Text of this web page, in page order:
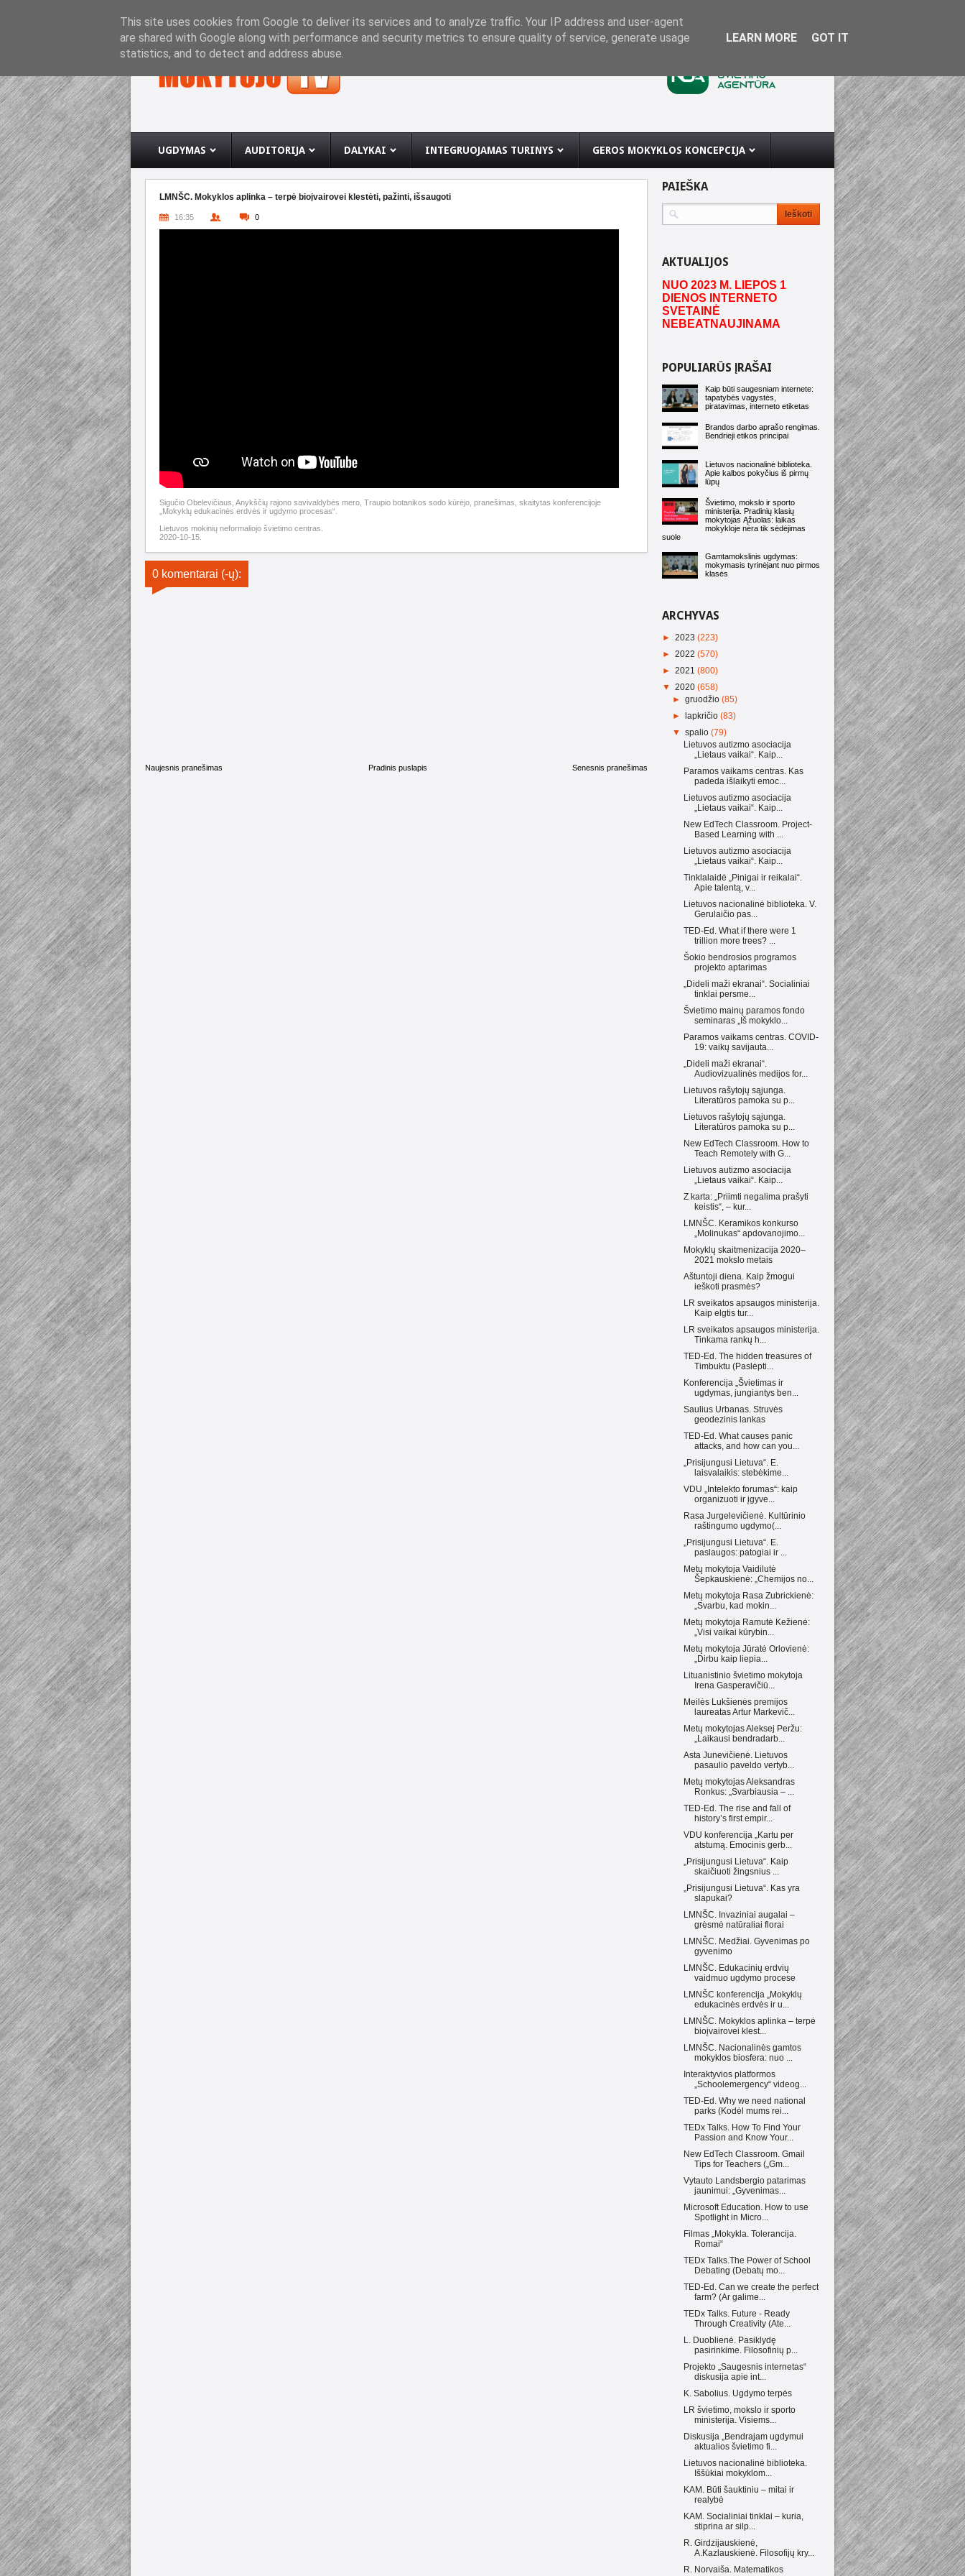
UGDYMAS AUDITORIJA DALYKAI INTEGRUOJAMAS TURINYS GEROS MOKYKLOS KONCEPCIJA
LMNŠC. Mokyklos aplinka – terpė bioįvairovei klestėti, pažinti, išsaugoti
16:35 0
Sigučio Obelevičiaus, Anykščių rajono savivaldybės mero, Traupio botanikos sodo kūrėjo, pranešimas, skaitytas konferencijoje
„Mokyklų edukacinės erdvės ir ugdymo procesas“.
Lietuvos mokinių neformaliojo švietimo centras.
2020-10-15.
0 komentarai (-ų):
Naujesnis pranešimas Pradinis puslapis Senesnis pranešimas
PAIEŠKA
AKTUALIJOS
NUO 2023 M. LIEPOS 1
DIENOS INTERNETO
SVETAINĖ
NEBEATNAUJINAMA
POPULIARŪS ĮRAŠAI
Kaip būti saugesniam internete:
tapatybės vagystės,
piratavimas, interneto etiketas
Brandos darbo aprašo rengimas.
Bendrieji etikos principai
Lietuvos nacionalinė biblioteka.
Apie kalbos pokyčius iš pirmų
lūpų
Švietimo, mokslo ir sporto
ministerija. Pradinių klasių
mokytojas Ąžuolas: laikas
mokykloje nėra tik sėdėjimas
suole
Gamtamokslinis ugdymas:
mokymasis tyrinėjant nuo pirmos
klasės
ARCHYVAS
► 2023 (223)
► 2022 (570)
► 2021 (800)
▼ 2020 (658)
►gruodžio(85)
►
lapkričio(83)
▼spalio(79)
Lietuvos autizmo asociacija
„Lietaus vaikai“. Kaip...
Paramos vaikams centras. Kas
padeda išlaikyti emoc...
Lietuvos autizmo asociacija
„Lietaus vaikai“. Kaip...
New EdTech Classroom. Project-
Based Learning with ...
Lietuvos autizmo asociacija
„Lietaus vaikai“. Kaip...
Tinklalaidė „Pinigai ir reikalai“.
Apie talentą, v...
Lietuvos nacionalinė biblioteka. V.
Gerulaičio pas...
TED-Ed. What if there were 1
trillion more trees? ...
Šokio bendrosios programos
projekto aptarimas
„Dideli maži ekranai“. Socialiniai
tinklai persme...
Švietimo mainų paramos fondo
seminaras „Iš mokyklo...
Paramos vaikams centras. COVID-
19: vaikų savijauta...
„Dideli maži ekranai“.
Audiovizualinės medijos for...
Lietuvos rašytojų sąjunga.
Literatūros pamoka su p...
Lietuvos rašytojų sąjunga.
Literatūros pamoka su p...
New EdTech Classroom. How to
Teach Remotely with G...
Lietuvos autizmo asociacija
„Lietaus vaikai“. Kaip...
Z karta: „Priimti negalima prašyti
keistis“, – kur...
LMNŠC. Keramikos konkurso
„Molinukas“ apdovanojimo...
Mokyklų skaitmenizacija 2020–
2021 mokslo metais
Aštuntoji diena. Kaip žmogui
ieškoti prasmės?
LR sveikatos apsaugos ministerija.
Kaip elgtis tur...
LR sveikatos apsaugos ministerija.
Tinkama rankų h...
TED-Ed. The hidden treasures of
Timbuktu (Paslėpti...
Konferencija „Švietimas ir
ugdymas, jungiantys ben...
Saulius Urbanas. Struvės
geodezinis lankas
TED-Ed. What causes panic
attacks, and how can you...
„Prisijungusi Lietuva“. E.
laisvalaikis: stebėkime...
VDU „Intelekto forumas“: kaip
organizuoti ir įgyve...
Rasa Jurgelevičienė. Kultūrinio
raštingumo ugdymo(...
„Prisijungusi Lietuva“. E.
paslaugos: patogiai ir ...
Metų mokytoja Vaidilutė
Šepkauskienė: „Chemijos no...
Metų mokytoja Rasa Zubrickienė:
„Svarbu, kad mokin...
Metų mokytoja Ramutė Kežienė:
„Visi vaikai kūrybin...
Metų mokytoja Jūratė Orlovienė:
„Dirbu kaip liepia...
Lituanistinio švietimo mokytoja
Irena Gasperavičiū...
Meilės Lukšienės premijos
laureatas Artur Markevič...
Metų mokytojas Aleksej Peržu:
„Laikausi bendradarb...
Asta Junevičienė. Lietuvos
pasaulio paveldo vertyb...
Metų mokytojas Aleksandras
Ronkus: „Svarbiausia – ...
TED-Ed. The rise and fall of
history’s first empir...
VDU konferencija „Kartu per
atstumą. Emocinis gerb...
„Prisijungusi Lietuva“. Kaip
skaičiuoti žingsnius ...
„Prisijungusi Lietuva“. Kas yra
slapukai?
LMNŠC. Invaziniai augalai –
grėsmė natūraliai florai
LMNŠC. Medžiai. Gyvenimas po
gyvenimo
LMNŠC. Edukacinių erdvių
vaidmuo ugdymo procese
LMNŠC konferencija „Mokyklų
edukacinės erdvės ir u...
LMNŠC. Mokyklos aplinka – terpė
bioįvairovei klest...
LMNŠC. Nacionalinės gamtos
mokyklos biosfera: nuo ...
Interaktyvios platformos
„Schoolemergency“ videog...
TED-Ed. Why we need national
parks (Kodėl mums rei...
TEDx Talks. How To Find Your
Passion and Know Your...
New EdTech Classroom. Gmail
Tips for Teachers („Gm...
Vytauto Landsbergio patarimas
jaunimui: „Gyvenimas...
Microsoft Education. How to use
Spotlight in Micro...
Filmas „Mokykla. Tolerancija.
Romai“
TEDx Talks.The Power of School
Debating (Debatų mo...
TED-Ed. Can we create the perfect
farm? (Ar galime...
TEDx Talks. Future - Ready
Through Creativity (Ate...
L. Duoblienė. Pasiklydę
pasirinkime. Filosofinių p...
Projekto „Saugesnis internetas“
diskusija apie int...
K. Sabolius. Ugdymo terpės
LR švietimo, mokslo ir sporto
ministerija. Visiems...
Diskusija „Bendrajam ugdymui
aktualios švietimo fi...
Lietuvos nacionalinė biblioteka.
Iššūkiai mokyklom...
KAM. Būti šauktiniu – mitai ir
realybė
KAM. Socialiniai tinklai – kuria,
stiprina ar silp...
R. Girdzijauskienė,
A.Kazlauskienė. Filosofijų kry...
R. Norvaiša. Matematikos
This site uses cookies from Google to deliver its services and to analyze traffic. Your IP address and user-agent
are shared with Google along with performance and security metrics to ensure quality of service, generate usage
statistics, and to detect and address abuse.
LEARN MORE GOT IT